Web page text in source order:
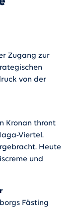
Zugang zur
von der
Kronan thront
Viertel.
Heute
und
Fästing